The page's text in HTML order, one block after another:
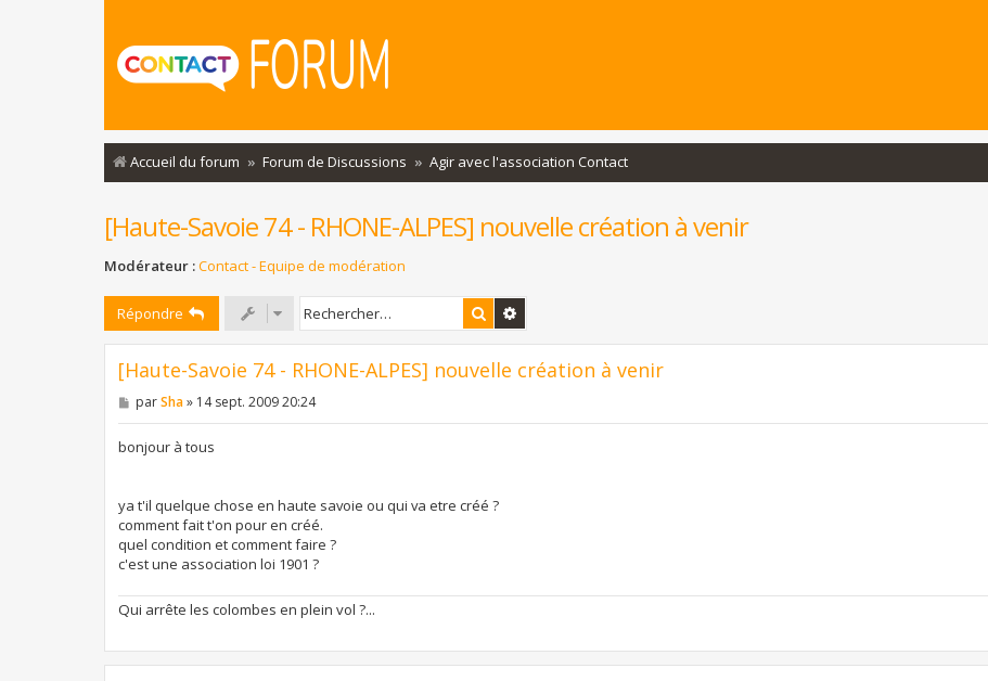
Accueil du forum Forum de Discussions Agir avec l'association Contact
[Haute-Savoie 74 - RHONE-ALPES] nouvelle création à venir
Modérateur :Contact - Equipe de modération
Répondre Rechercher
[Haute-Savoie 74 - RHONE-ALPES] nouvelle création à venir
M
e
s
parSha» 14 sept. 2009 20:24
bonjour à tous
ya t'il quelque chose en haute savoie ou qui va etre créé ?
comment fait t'on pour en créé.
quel condition et comment faire ?
c'est une association loi 1901 ?
Qui arrête les colombes en plein vol ?...